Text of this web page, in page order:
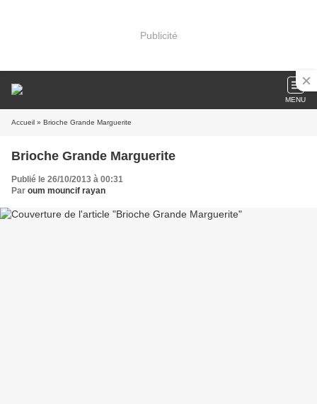
Publicité
MENU
Accueil » Brioche Grande Marguerite
Brioche Grande Marguerite
Publié le 26/10/2013 à 00:31
Par oum mouncif rayan